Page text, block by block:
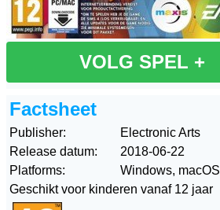
VOLG SPEL +
Factsheet
Publisher:
Electronic Arts
Release datum:
2018-06-22
Platforms:
Windows, macOS
Geschikt voor kinderen vanaf 12 jaar